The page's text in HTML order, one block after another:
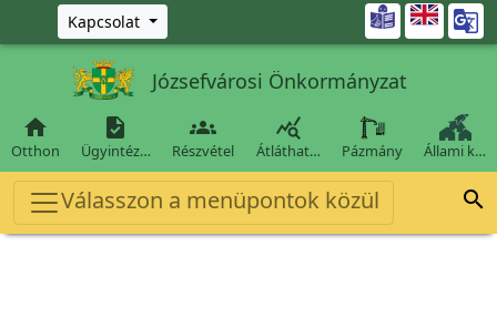
Ugrás a fő tartalomra
Kapcsolat 
Józsefvárosi Önkormányzat

Otthon

Ügyintéz…

Részvétel

Átláthat… Pázmány Állami k…
Válasszon a menüpontok közül 